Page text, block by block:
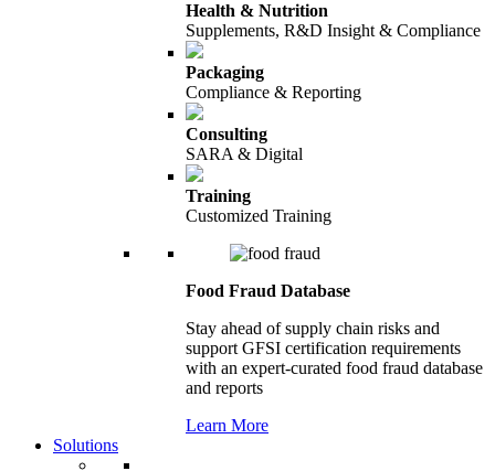
Health & Nutrition
Supplements, R&D Insight & Compliance
Packaging
Compliance & Reporting
Consulting
SARA & Digital
Training
Customized Training
Food Fraud Database
Stay ahead of supply chain risks and
support GFSI certification requirements
with an expert-curated food fraud database
and reports
Learn More
Solutions